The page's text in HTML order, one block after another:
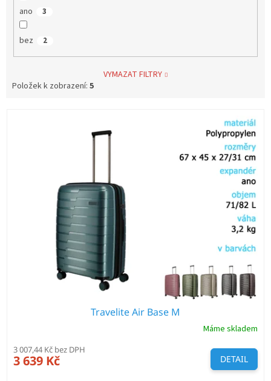
ano 3
bez 2
VYMAZAT FILTRY
Položek k zobrazení: 5
Travelite Air Base M
Máme skladem
3 007,44 Kč bez DPH
3 639 Kč DETAIL